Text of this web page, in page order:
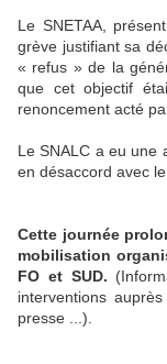
Le SNETAA,
grève justifiant sa
« refus » de la
que cet objectif
renoncement acté
Le SNALC a eu une
en désaccord avec
Cette journée
mobilisation
FO et SUD.
interventions
presse ...).